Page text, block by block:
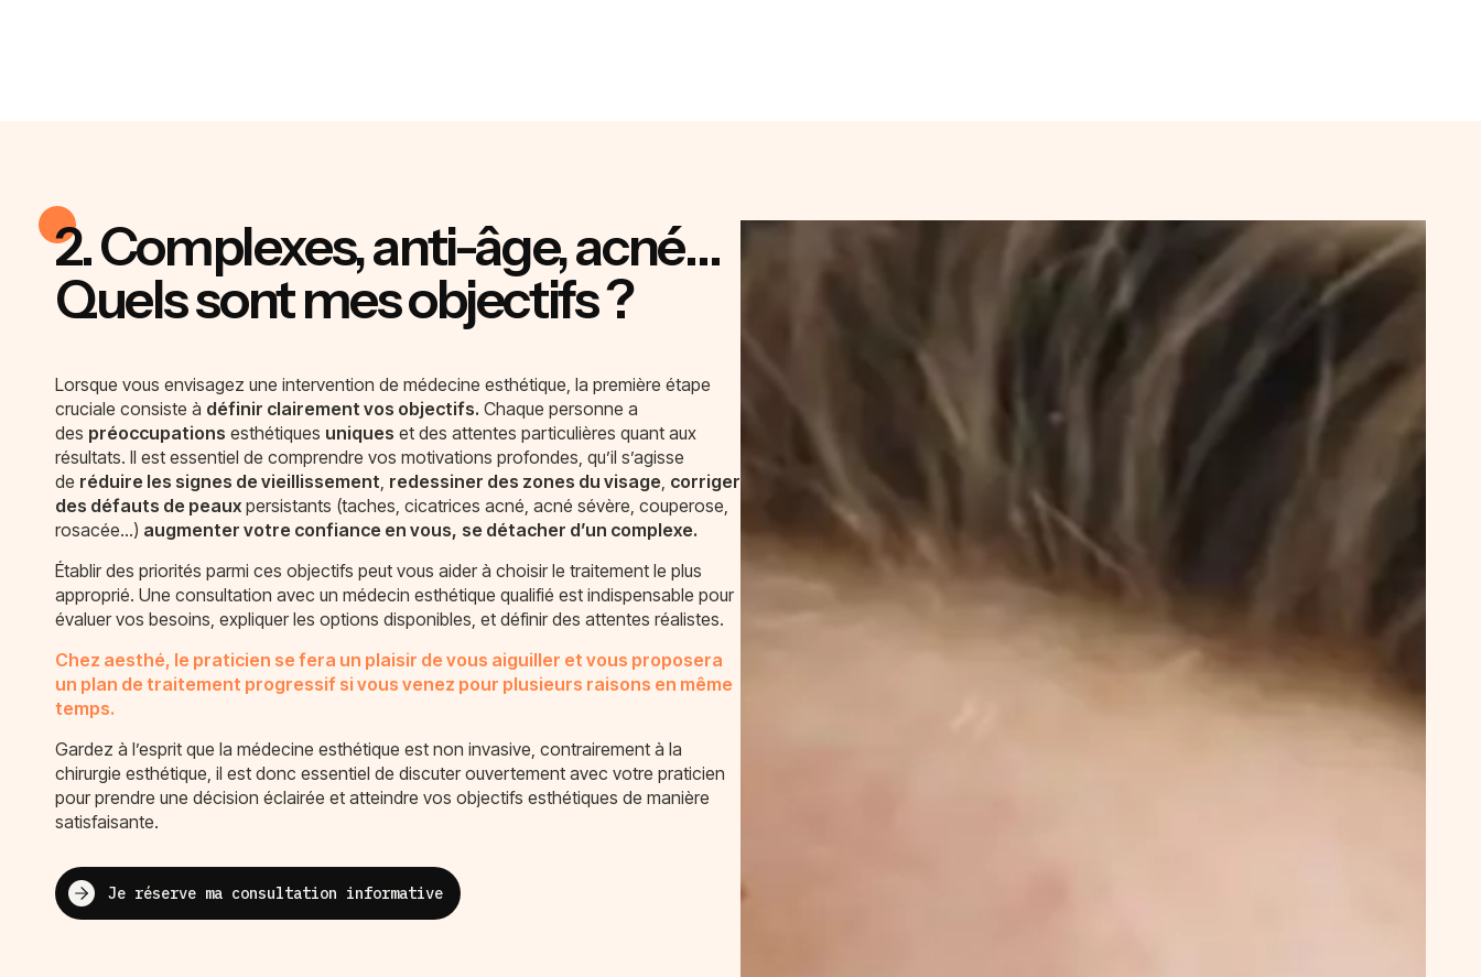
2.Complexes, anti-âge, acné…
Quels sont mes objectifs ?
Lorsque vous envisagez une intervention de médecine esthétique, la première étape
cruciale consiste à définir clairement vos objectifs. Chaque personne a
des préoccupations esthétiques uniques et des attentes particulières quant aux
résultats. Il est essentiel de comprendre vos motivations profondes, qu’il s’agisse
de réduire les signes de vieillissement, redessiner des zones du visage, corriger
des défauts de peaux persistants (taches, cicatrices acné, acné sévère, couperose,
rosacée…) augmenter votre confiance en vous, se détacher d’un complexe.
Établir des priorités parmi ces objectifs peut vous aider à choisir le traitement le plus
approprié. Une consultation avec un médecin esthétique qualifié est indispensable pour
évaluer vos besoins, expliquer les options disponibles, et définir des attentes réalistes.
Chez aesthé, le praticien se fera un plaisir de vous aiguiller et vous proposera
un plan de traitement progressif si vous venez pour plusieurs raisons en même
temps.
Gardez à l’esprit que la médecine esthétique est non invasive, contrairement à la
chirurgie esthétique, il est donc essentiel de discuter ouvertement avec votre praticien
pour prendre une décision éclairée et atteindre vos objectifs esthétiques de manière
satisfaisante.
Je réserve ma consultation informative